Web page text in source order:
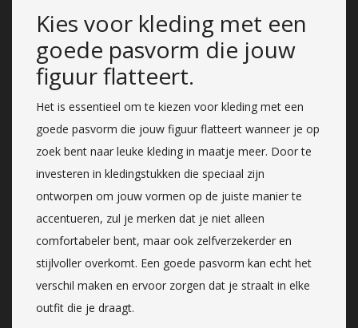
Kies voor kleding met een
goede pasvorm die jouw
figuur flatteert.
Het is essentieel om te kiezen voor kleding met een
goede pasvorm die jouw figuur flatteert wanneer je op
zoek bent naar leuke kleding in maatje meer. Door te
investeren in kledingstukken die speciaal zijn
ontworpen om jouw vormen op de juiste manier te
accentueren, zul je merken dat je niet alleen
comfortabeler bent, maar ook zelfverzekerder en
stijlvoller overkomt. Een goede pasvorm kan echt het
verschil maken en ervoor zorgen dat je straalt in elke
outfit die je draagt.